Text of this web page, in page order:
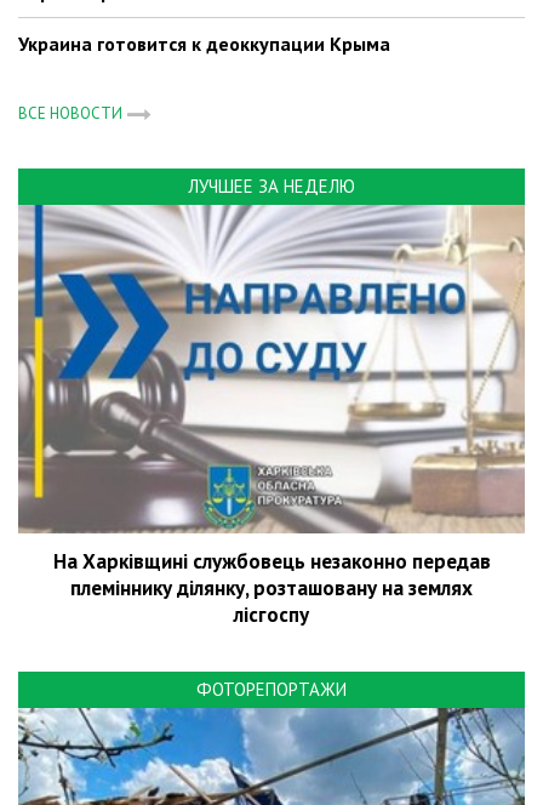
Украина готовится к деоккупации Крыма
ВСЕ НОВОСТИ
ЛУЧШЕЕ ЗА НЕДЕЛЮ
На Харківщині службовець незаконно передав
племіннику ділянку, розташовану на землях
лісгоспу
ФОТОРЕПОРТАЖИ